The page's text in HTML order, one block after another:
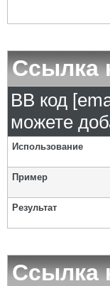
Ссылка
BB код
можете
Использование
Пример
Результат
Ссылка